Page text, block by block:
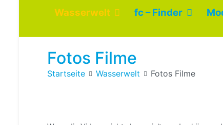
Wasserwelt fc – Finder
Fotos Filme
Startseite Wasserwelt Fotos Filme